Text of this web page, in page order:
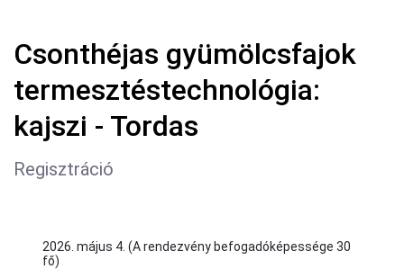
Csonthéjas gyümölcsfajok
termesztéstechnológia:
kajszi - Tordas
Regisztráció
2026. május 4. (A rendezvény befogadóképessége 30
fő)